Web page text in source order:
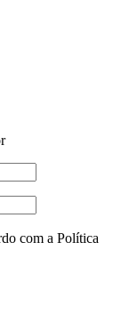
com a Política